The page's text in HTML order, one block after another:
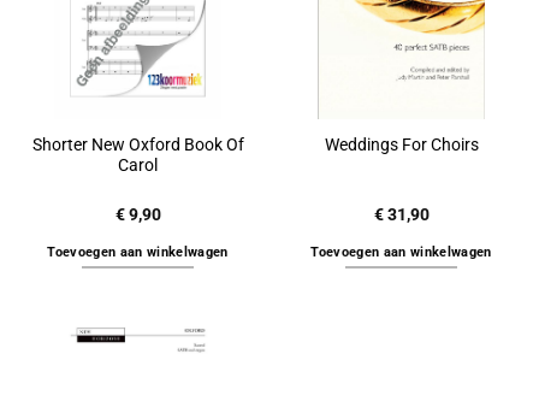
Shorter New Oxford Book Of
Carol
€9,90
Toevoegen aan winkelwagen
Weddings For Choirs
€31,90
Toevoegen aan winkelwagen